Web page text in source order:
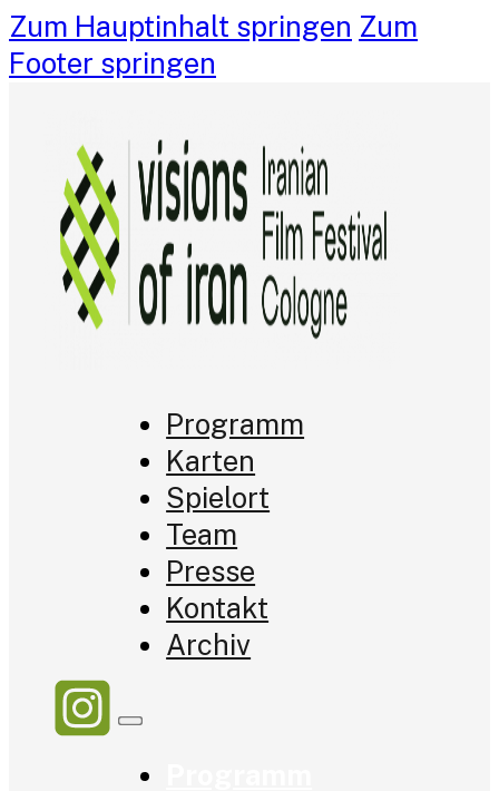
Zum Hauptinhalt springen Zum
Footer springen
Programm
Karten
Spielort
Team
Presse
Kontakt
Archiv